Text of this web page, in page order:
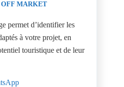
MARKET
permet d’identifier les
à votre projet, en
touristique et de leur